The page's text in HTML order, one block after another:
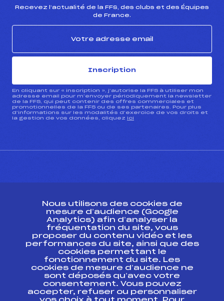
Recevez l’actualité de la FFS, des clubs et des Équipes
de France.
Inscription
En cliquant sur « inscription », j’autorise la FFS à utiliser mon
adresse email pour m’envoyer périodiquement la newsletter
de la FFS, qui peut contenir des offres commerciales et
promotionnelles de la FFS ou de ses partenaires. Pour plus
d’informations sur les modalités d’exercice de vos droits et
la gestion de vos données, cliquez ici
ESPACE PRESSE
Ressources
Pass’Neige
Projet sportif fédéral
Projet de performance fédéral
Antidopage
Pôle Développement, Formation, Suivi
Scientifique
Nous utilisons des cookies de
mesure d’audience (Google
Analytics) afin d’analyser la
fréquentation du site, vous
proposer du contenu vidéo et les
performances du site, ainsi que des
cookies permettant le
fonctionnement du site. Les
cookies de mesure d’audience ne
sont déposés qu’avec votre
consentement. Vous pouvez
accepter, refuser ou personnaliser